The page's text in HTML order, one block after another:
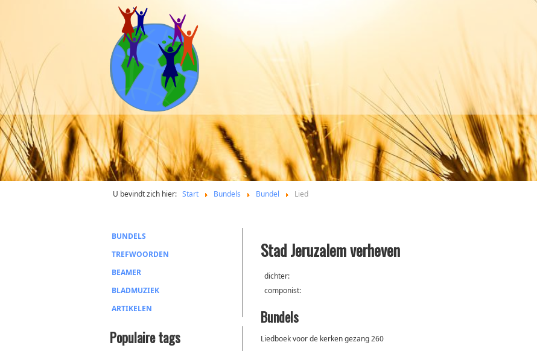
U bevindt zich hier: Start Bundels Bundel Lied
BUNDELS
TREFWOORDEN
BEAMER
BLADMUZIEK
ARTIKELEN
Populaire tags
Stad Jeruzalem verheven
dichter:
componist:
Bundels
Liedboek voor de kerken gezang 260